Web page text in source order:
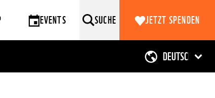
EVENTS SUCHE JETZT SPENDEN